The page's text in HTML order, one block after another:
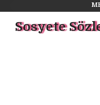
Sosyete